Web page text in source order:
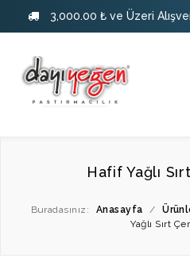
3,000.00 ₺ ve Üzeri
Hafif Yağlı
Buradasınız: Anasayfa /
Yağlı Sırt